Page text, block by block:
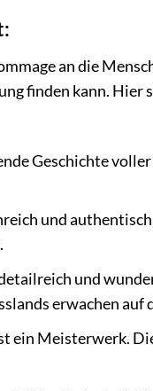
an die
finden kann.
Geschichte
und
und
erwachen auf
ein Meisterwerk.